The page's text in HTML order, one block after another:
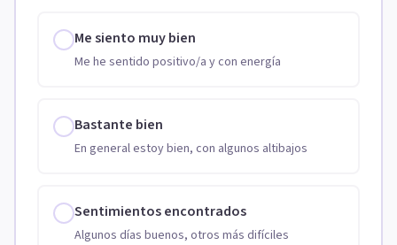
Me siento muy bien
Me he sentido positivo/a y con energía
Bastante bien
En general estoy bien, con algunos altibajos
Sentimientos encontrados
Algunos días buenos, otros más difíciles